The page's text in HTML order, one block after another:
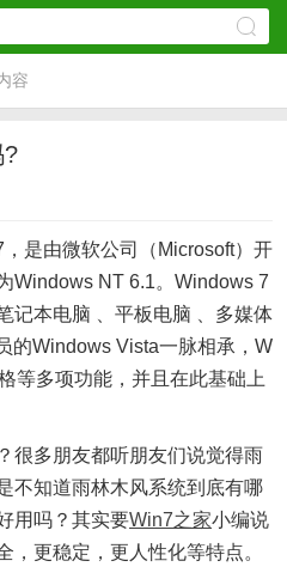
容
?
是由微软公司（Microsoft）开
Windows NT 6.1。Windows 7
记本电脑 、平板电脑 、多媒体
的Windows Vista一脉相承，W
等多项功能，并且在此基础上
？很多朋友都听朋友们说觉得雨
不知道雨林木风系统到底有哪
用吗？其实要Win7之家小编说
，更稳定，更人性化等特点。